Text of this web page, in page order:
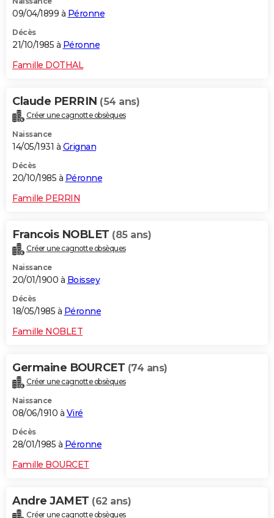
09/04/1899 à Péronne
Décès
21/10/1985 à Péronne
Famille DOTHAL
Claude PERRIN (54 ans)
Créer une cagnotte obsèques
Naissance
14/05/1931 à Grignan
Décès
20/10/1985 à Péronne
Famille PERRIN
Francois NOBLET (85 ans)
Créer une cagnotte obsèques
Naissance
20/01/1900 à Boissey
Décès
18/05/1985 à Péronne
Famille NOBLET
Germaine BOURCET (74 ans)
Créer une cagnotte obsèques
Naissance
08/06/1910 à Viré
Décès
28/01/1985 à Péronne
Famille BOURCET
Andre JAMET (62 ans)
Créer une cagnotte obsèques